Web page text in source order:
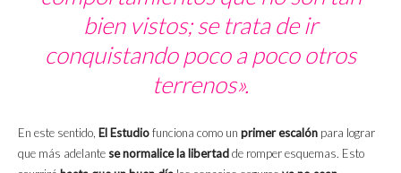
bien vistos; se trata de ir
conquistando poco a poco otros
terrenos».
En este sentido, El Estudiofunciona como un primer escalón para lograr
que más adelante se normalice la libertadde romper esquemas. Esto